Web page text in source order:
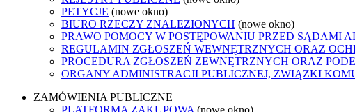
PETYCJE (nowe okno)
BIURO RZECZY ZNALEZIONYCH (nowe okno)
PRAWO POMOCY W POSTĘPOWANIU PRZED SĄDAMI
REGULAMIN ZGŁOSZEŃ WEWNĘTRZNYCH ORAZ
PROCEDURA ZGŁOSZEŃ ZEWNĘTRZNYCH ORAZ
ORGANY ADMINISTRACJI PUBLICZNEJ, ZWIĄZKI
ZAMÓWIENIA PUBLICZNE
PLATFORMA ZAKUPOWA (nowe okno)